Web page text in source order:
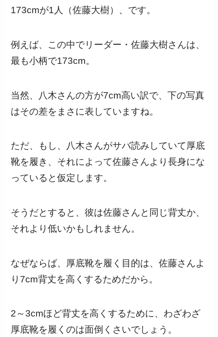
173cmが1人（佐藤大樹）、です。
例えば、この中でリーダー・佐藤大樹さんは、
最も小柄で173cm。
当然、八木さんの方が7cm高い訳で、下の写真
はその差をまさに表していますね。
ただ、もし、八木さんがサバ読みしていて厚底
靴を履き、それによって佐藤さんより長身にな
っていると仮定します。
そうだとすると、彼は佐藤さんと同じ背丈か、
それより低いかもしれません。
なぜならば、厚底靴を履く目的は、佐藤さんよ
り7cm背丈を高くするためだから。
2～3cmほど背丈を高くするために、わざわざ
厚底靴を履くのは面倒くさいでしょう。